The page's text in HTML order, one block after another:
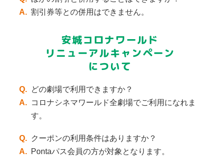
A. 割引券等との併用はできません。
安城コロナワールド
リニューアルキャンペーン
について
Q. どの劇場で利用できますか？
A. コロナシネマワールド全劇場でご利用になれま
す。
Q. クーポンの利用条件はありますか？
A. Pontaパス会員の方が対象となります。